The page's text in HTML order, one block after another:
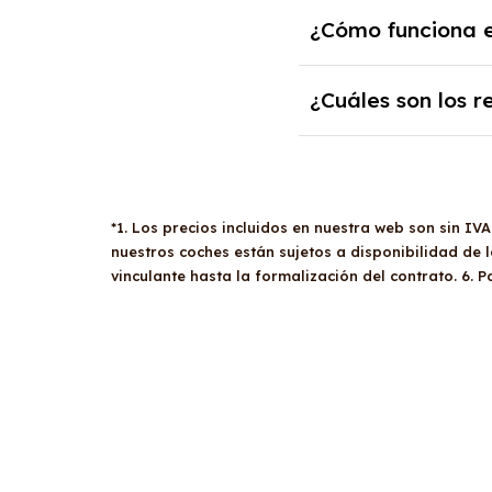
el estudio de
Si excedes ellímite
proporcional.
¿Cómo funciona
Elrenting para
¿Cuáles son los
empresas y
económica.
*1. Los precios incluidos en nuestra web son sin
nuestros coches están sujetos a disponibilidad de
vinculante hasta la formalización del contrato. 6.